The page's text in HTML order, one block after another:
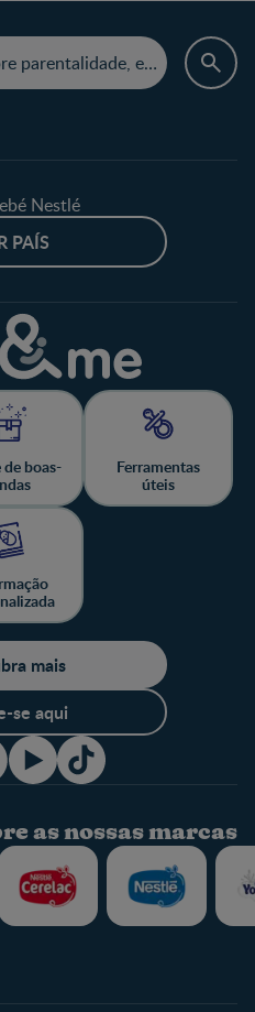
Nestlé
PAÍS
boas-
Ferramentas
úteis
mais
se aqui
as nossas marcas